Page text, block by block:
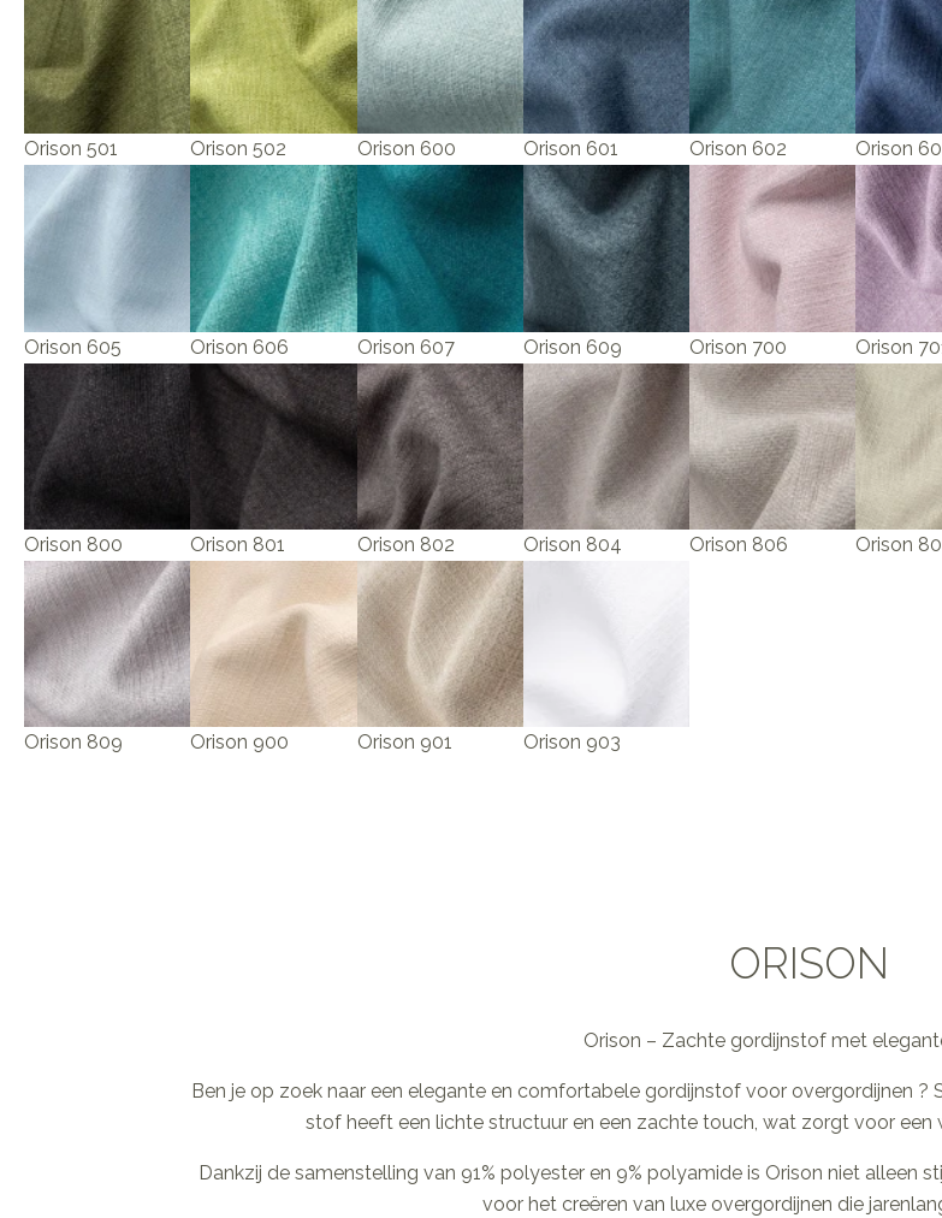
Orison 501 Orison 502 Orison 600 Orison 601 Orison 602 Orison
Orison 605 Orison 606 Orison 607 Orison 609 Orison 700 Orison
Orison 800 Orison 801 Orison 802 Orison 804 Orison 806 Orison
Orison 809 Orison 900 Orison 901 Orison 903
ORISON
Orison – Zachte gordijnstof met
Ben je op zoek naar een elegante en comfortabele gordijnstof voor overgordijnen ?
stof heeft een lichte structuur en een zachte touch, wat zorgt voor een
Dankzij de samenstelling van 91% polyester en 9% polyamide is Orison niet alleen
voor het creëren van luxe overgordijnen die